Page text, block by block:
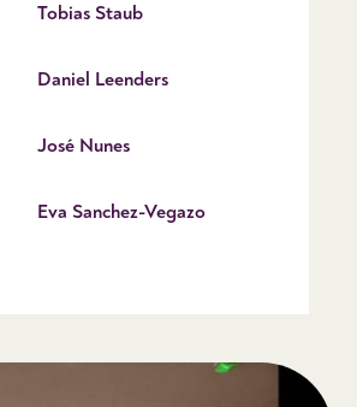
Tobias Staub
Daniel Leenders
José Nunes
Eva Sanchez-Vegazo